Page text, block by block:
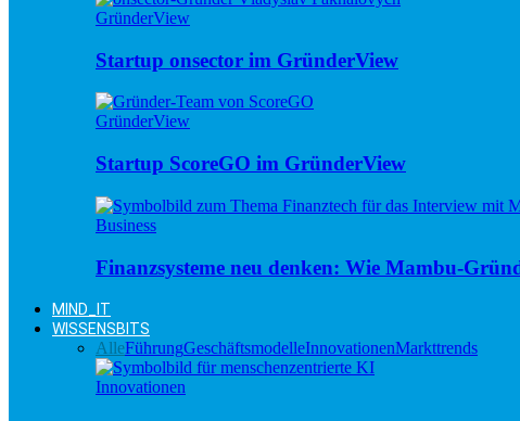
GründerView
Startup onsector im GründerView
GründerView
Startup ScoreGO im GründerView
Business
Finanzsysteme neu denken: Wie Mambu-
MIND_IT
WISSENSBITS
AlleFührungGeschäftsmodelleInnovationenMarkttrends
Innovationen